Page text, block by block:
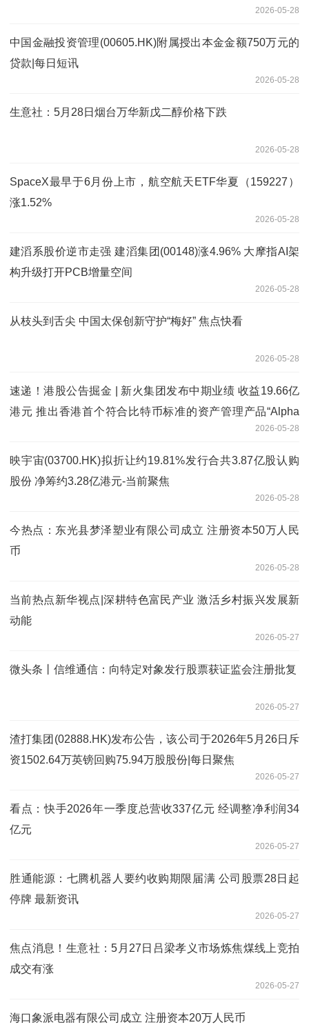
2026-05-28
中国金融投资管理(00605.HK)附属授出本金金额750万元的
贷款|每日短讯
2026-05-28
生意社：5月28日烟台万华新戊二醇价格下跌
2026-05-28
SpaceX最早于6月份上市，航空航天ETF华夏（159227）
涨1.52%
2026-05-28
建滔系股价逆市走强 建滔集团(00148)涨4.96% 大摩指AI架
构升级打开PCB增量空间
2026-05-28
从枝头到舌尖 中国太保创新守护“梅好” 焦点快看
2026-05-28
速递！港股公告掘金 | 新火集团发布中期业绩 收益19.66亿
港元 推出香港首个符合比特币标准的资产管理产品“Alpha
2026-05-28
映宇宙(03700.HK)拟折让约19.81%发行合共3.87亿股认购
股份 净筹约3.28亿港元-当前聚焦
2026-05-28
今热点：东光县梦泽塑业有限公司成立 注册资本50万人民
币
2026-05-28
当前热点新华视点|深耕特色富民产业 激活乡村振兴发展新
动能
2026-05-27
微头条丨信维通信：向特定对象发行股票获证监会注册批复
2026-05-27
渣打集团(02888.HK)发布公告，该公司于2026年5月26日斥
资1502.64万英镑回购75.94万股股份|每日聚焦
2026-05-27
看点：快手2026年一季度总营收337亿元 经调整净利润34
亿元
2026-05-27
胜通能源：七腾机器人要约收购期限届满 公司股票28日起
停牌 最新资讯
2026-05-27
焦点消息！生意社：5月27日吕梁孝义市场炼焦煤线上竞拍
成交有涨
2026-05-27
海口象派电器有限公司成立 注册资本20万人民币